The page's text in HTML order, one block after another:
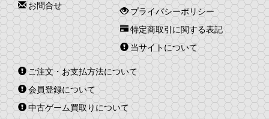
お問合せ
プライバシーポリシー
特定商取引に関する表記
当サイトについて
ご注文・お支払方法について
会員登録について
中古ゲーム買取りについて